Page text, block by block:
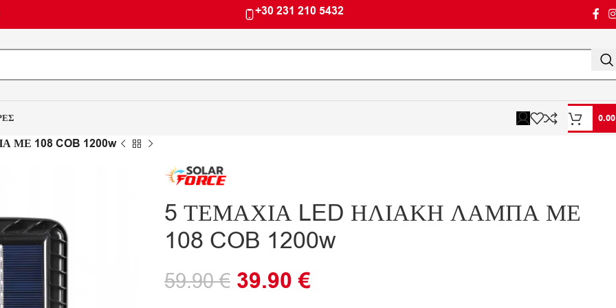
+30 231 210 5432
ΜΕ 108 COB 1200w
5 ΤΕΜΑΧΙΑ LED ΗΛΙΑΚΗ ΛΑΜΠΑ ΜΕ
108 COB 1200w
59.90€ 39.90€